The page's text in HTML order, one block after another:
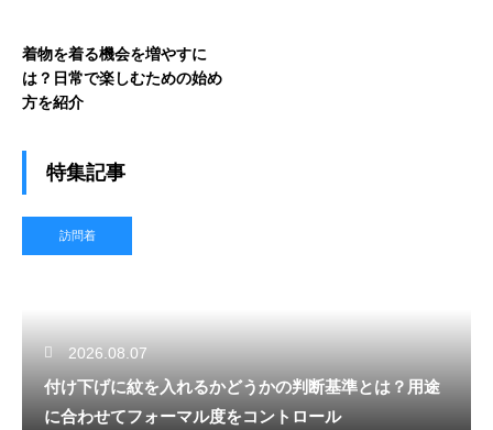
着物を着る機会を増やすに
は？日常で楽しむための始め
方を紹介
特集記事
訪問着
2026.08.07
付け下げに紋を入れるかどうかの判断基準とは？用途
に合わせてフォーマル度をコントロール